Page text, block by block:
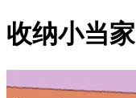
收纳小当家